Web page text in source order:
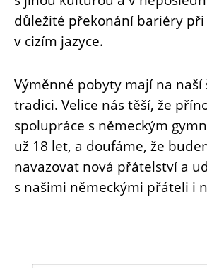
důležité překonání bariéry
v cizím jazyce.
Výměnné pobyty mají na naší
tradici. Velice nás těší, že
spolupráce s německým
už 18 let, a doufáme, že
navazovat nová přátelství a
s našimi německými přáteli i